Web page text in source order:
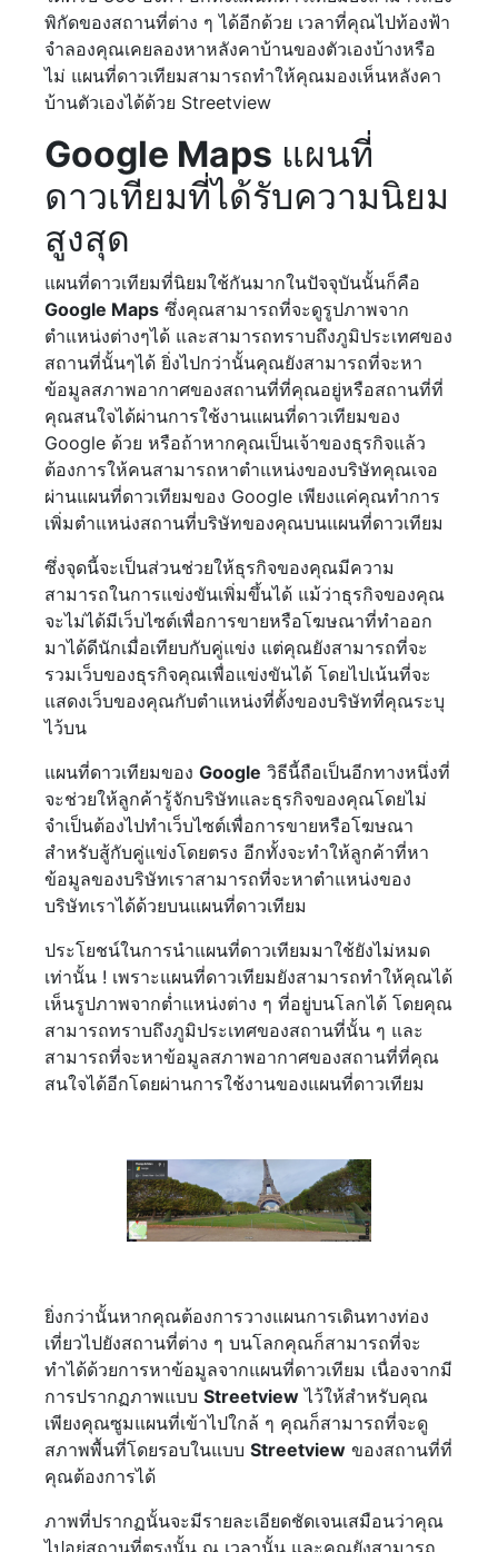
พิกัดของสถานที่ต่าง ๆ ได้อีกด้วย เวลาที่คุณไปท้องฟ้า
จำลองคุณเคยลองหาหลังคาบ้านของตัวเองบ้างหรือ
ไม่ แผนที่ดาวเทียมสามารถทำให้คุณมองเห็นหลังคา
บ้านตัวเองได้ด้วย Streetview
Google Maps แผนที่
ดาวเทียมที่ได้รับความนิยม
สูงสุด
แผนที่ดาวเทียมที่นิยมใช้กันมากในปัจจุบันนั้นก็คือ
Google Maps ซึ่งคุณสามารถที่จะดูรูปภาพจาก
ตำแหน่งต่างๆได้ และสามารถทราบถึงภูมิประเทศของ
สถานที่นั้นๆได้ ยิ่งไปกว่านั้นคุณยังสามารถที่จะหา
ข้อมูลสภาพอากาศของสถานที่ที่คุณอยู่หรือสถานที่ที่
คุณสนใจได้ผ่านการใช้งานแผนที่ดาวเทียมของ
Google ด้วย หรือถ้าหากคุณเป็นเจ้าของธุรกิจแล้ว
ต้องการให้คนสามารถหาตำแหน่งของบริษัทคุณเจอ
ผ่านแผนที่ดาวเทียมของ Google เพียงแค่คุณทำการ
เพิ่มตำแหน่งสถานที่บริษัทของคุณบนแผนที่ดาวเทียม
ซึ่งจุดนี้จะเป็นส่วนช่วยให้ธุรกิจของคุณมีความ
สามารถในการแข่งขันเพิ่มขึ้นได้ แม้ว่าธุรกิจของคุณ
จะไม่ได้มีเว็บไซต์เพื่อการขายหรือโฆษณาที่ทำออก
มาได้ดีนักเมื่อเทียบกับคู่แข่ง แต่คุณยังสามารถที่จะ
รวมเว็บของธุรกิจคุณเพื่อแข่งขันได้ โดยไปเน้นที่จะ
แสดงเว็บของคุณกับตำแหน่งที่ตั้งของบริษัทที่คุณระบุ
ไว้บน
แผนที่ดาวเทียมของ Google วิธีนี้ถือเป็นอีกทางหนึ่งที่
จะช่วยให้ลูกค้ารู้จักบริษัทและธุรกิจของคุณโดยไม่
จำเป็นต้องไปทำเว็บไซต์เพื่อการขายหรือโฆษณา
สำหรับสู้กับคู่แข่งโดยตรง อีกทั้งจะทำให้ลูกค้าที่หา
ข้อมูลของบริษัทเราสามารถที่จะหาตำแหน่งของ
บริษัทเราได้ด้วยบนแผนที่ดาวเทียม
ประโยชน์ในการนำแผนที่ดาวเทียมมาใช้ยังไม่หมด
เท่านั้น ! เพราะแผนที่ดาวเทียมยังสามารถทำให้คุณได้
เห็นรูปภาพจากต่ำแหน่งต่าง ๆ ที่อยู่บนโลกได้ โดยคุณ
สามารถทราบถึงภูมิประเทศของสถานที่นั้น ๆ และ
สามารถที่จะหาข้อมูลสภาพอากาศของสถานที่ที่คุณ
สนใจได้อีกโดยผ่านการใช้งานของแผนที่ดาวเทียม
ยิ่งกว่านั้นหากคุณต้องการวางแผนการเดินทางท่อง
เที่ยวไปยังสถานที่ต่าง ๆ บนโลกคุณก็สามารถที่จะ
ทำได้ด้วยการหาข้อมูลจากแผนที่ดาวเทียม เนื่องจากมี
การปรากฏภาพแบบ Streetview ไว้ให้สำหรับคุณ
เพียงคุณซูมแผนที่เข้าไปใกล้ ๆ คุณก็สามารถที่จะดู
สภาพพื้นที่โดยรอบในแบบ Streetview ของสถานที่ที่
คุณต้องการได้
ภาพที่ปรากฏนั้นจะมีรายละเอียดชัดเจนเสมือนว่าคุณ